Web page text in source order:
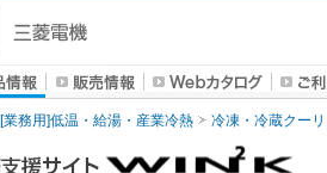
[業務用]低温・給湯・産業冷熱 冷凍・冷蔵クー